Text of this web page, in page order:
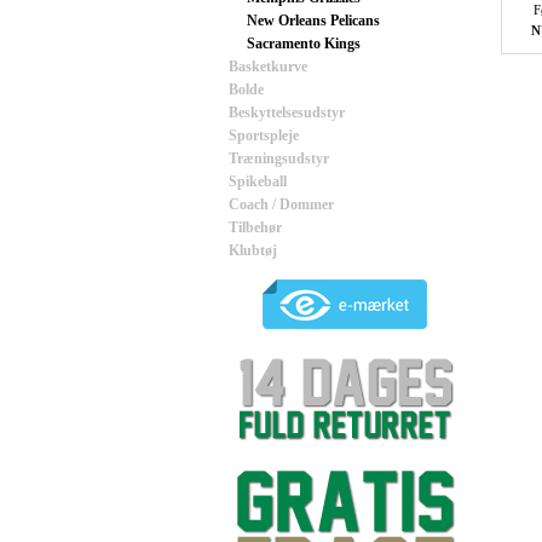
New Orleans Pelicans
Sacramento Kings
Basketkurve
Bolde
Beskyttelsesudstyr
Sportspleje
Træningsudstyr
Spikeball
Coach / Dommer
Tilbehør
Klubtøj